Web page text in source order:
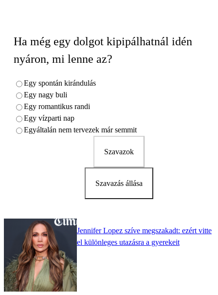
Ha még egy dolgot kipipálhatnál idén
nyáron, mi lenne az?
Egy spontán kirándulás
Egy nagy buli
Egy romantikus randi
Egy vízparti nap
Egyáltalán nem tervezek már semmit
Szavazok
Szavazás állása
Jennifer Lopez szíve megszakadt: ezért vitte
el különleges utazásra a gyerekeit